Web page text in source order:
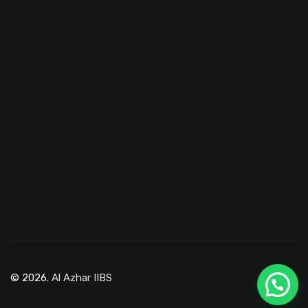
© 2026. Al Azhar IIBS